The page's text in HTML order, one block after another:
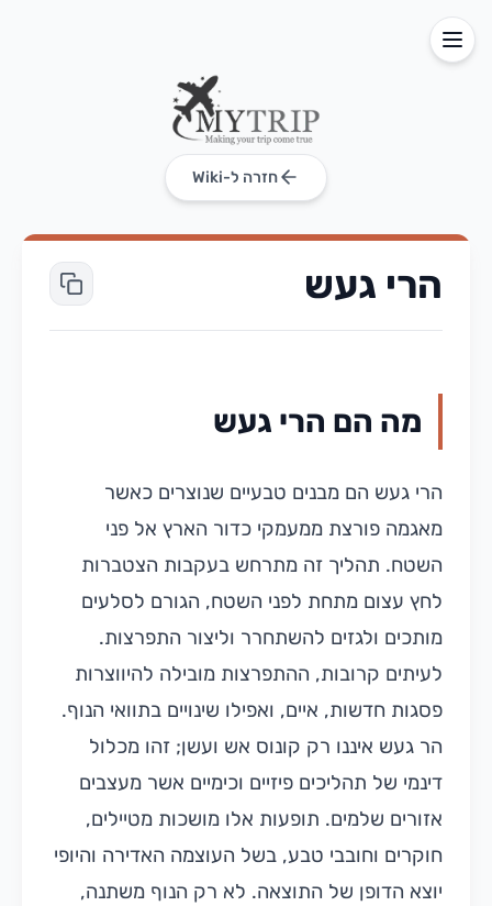
חזרה ל-Wiki
הרי געש
מה הם הרי געש
הרי געש הם מבנים טבעיים שנוצרים כאשר
מאגמה פורצת ממעמקי כדור הארץ אל פני
השטח. תהליך זה מתרחש בעקבות הצטברות
לחץ עצום מתחת לפני השטח, הגורם לסלעים
מותכים ולגזים להשתחרר וליצור התפרצות.
לעיתים קרובות, ההתפרצות מובילה להיווצרות
פסגות חדשות, איים, ואפילו שינויים בתוואי הנוף.
הר געש איננו רק קונוס אש ועשן; זהו מכלול
דינמי של תהליכים פיזיים וכימיים אשר מעצבים
אזורים שלמים. תופעות אלו מושכות מטיילים,
חוקרים וחובבי טבע, בשל העוצמה האדירה והיופי
יוצא הדופן של התוצאה. לא רק הנוף משתנה,